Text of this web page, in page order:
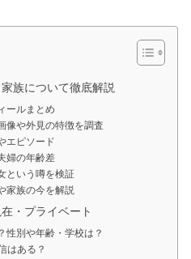
族について徹底解説
ールまとめ
像や外見の特徴を調査
エピソード
婦の年齢差
という噂を検証
家族の今を解説
・プライベート
性別や年齢・学校は？
はある？